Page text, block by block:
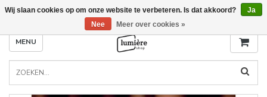
MENU
Wij slaan cookies op om onze website te verbeteren. Is dat akkoord?
Ja
Nee
Meer over cookies »